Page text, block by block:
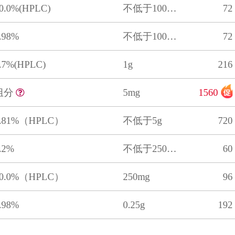
不低于100mg 72
不低于100mg 72
1g 216
分 5mg 1560
（HPLC） 不低于5g 720
不低于250mg 60
（HPLC） 250mg 96
0.25g 192